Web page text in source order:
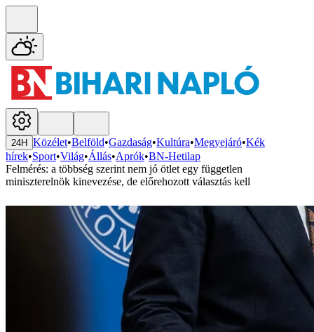
24H Közélet•Belföld•Gazdaság•Kultúra•Megyejáró•Kék
hírek•Sport•Világ•Állás•Aprók•BN-Hetilap
Felmérés: a többség szerint nem jó ötlet egy független
miniszterelnök kinevezése, de előrehozott választás kell